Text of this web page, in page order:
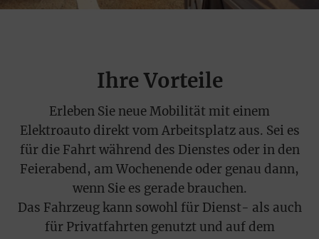
Ihre Vorteile
Erleben Sie neue Mobilität mit einem
Elektroauto direkt vom Arbeitsplatz aus. Sei es
für die Fahrt während des Dienstes oder in den
Feierabend, am Wochenende oder genau dann,
wenn Sie es gerade brauchen.
Das Fahrzeug kann sowohl für Dienst- als auch
für Privatfahrten genutzt und auf dem